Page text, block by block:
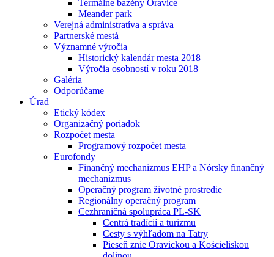
Termálne bazény Oravice
Meander park
Verejná administratíva a správa
Partnerské mestá
Významné výročia
Historický kalendár mesta 2018
Výročia osobností v roku 2018
Galéria
Odporúčame
Úrad
Etický kódex
Organizačný poriadok
Rozpočet mesta
Programový rozpočet mesta
Eurofondy
Finančný mechanizmus EHP a Nórsky finančný
mechanizmus
Operačný program životné prostredie
Regionálny operačný program
Cezhraničná spolupráca PL-SK
Centrá tradícií a turizmu
Cesty s výhľadom na Tatry
Pieseň znie Oravickou a Kościeliskou